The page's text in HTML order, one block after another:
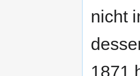
nicht
1871